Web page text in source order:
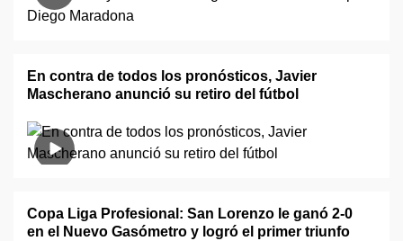
En contra de todos los pronósticos, Javier
Mascherano anunció su retiro del fútbol
Copa Liga Profesional: San Lorenzo le ganó 2-0
en el Nuevo Gasómetro y logró el primer triunfo